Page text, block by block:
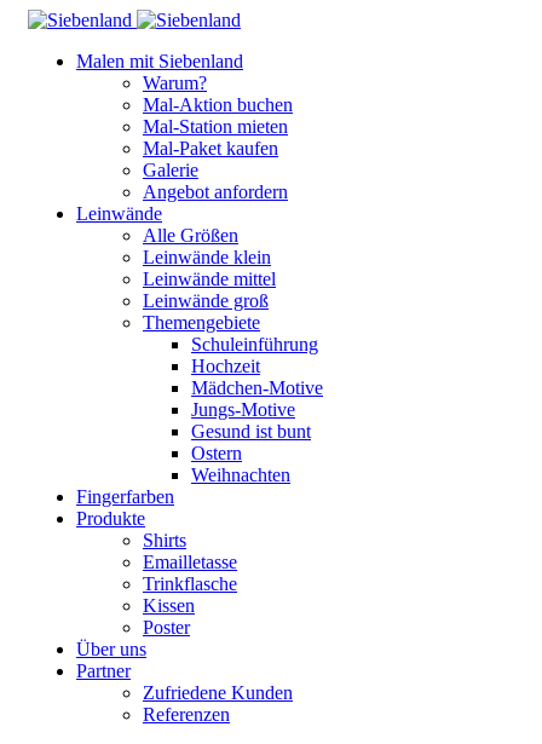
Malen mit Siebenland
Warum?
Mal-Aktion buchen
Mal-Station mieten
Mal-Paket kaufen
Galerie
Angebot anfordern
Leinwände
Alle Größen
Leinwände klein
Leinwände mittel
Leinwände groß
Themengebiete
Schuleinführung
Hochzeit
Mädchen-Motive
Jungs-Motive
Gesund ist bunt
Ostern
Weihnachten
Fingerfarben
Produkte
Shirts
Emailletasse
Trinkflasche
Kissen
Poster
Über uns
Partner
Zufriedene Kunden
Referenzen